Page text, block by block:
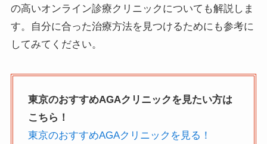
の高いオンライン診療クリニックについても解説しま
す。自分に合った治療方法を見つけるためにも参考に
してみてください。
東京のおすすめAGAクリニックを見たい方は
こちら！
東京のおすすめAGAクリニックを見る！